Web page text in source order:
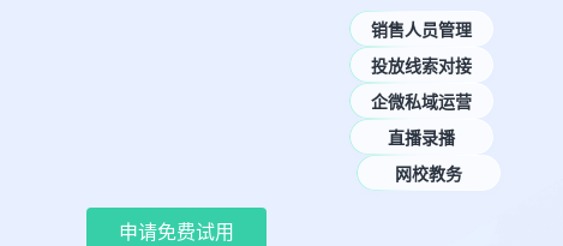
销售人员管理
投放线索对接
企微私域运营
直播录播
网校教务
申请免费试用